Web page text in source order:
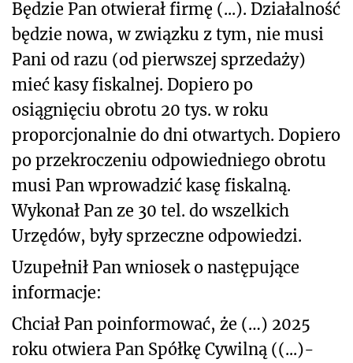
Będzie Pan otwierał firmę (...). Działalność
będzie nowa, w związku z tym, nie musi
Pani od razu (od pierwszej sprzedaży)
mieć kasy fiskalnej. Dopiero po
osiągnięciu obrotu 20 tys. w roku
proporcjonalnie do dni otwartych. Dopiero
po przekroczeniu odpowiedniego obrotu
musi Pan wprowadzić kasę fiskalną.
Wykonał Pan ze 30 tel. do wszelkich
Urzędów, były sprzeczne odpowiedzi.
Uzupełnił Pan wniosek o następujące
informacje:
Chciał Pan poinformować, że (…) 2025
roku otwiera Pan Spółkę Cywilną ((...)-